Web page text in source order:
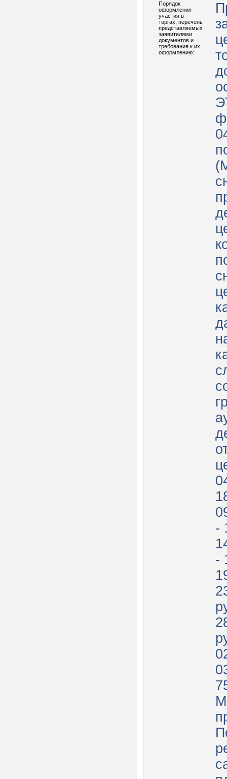
Порядок
оформления
участия в
торгах, перечень
представляемых
заявителями
документов и
требования к их
оформлению:
-
-
руб.
руб.